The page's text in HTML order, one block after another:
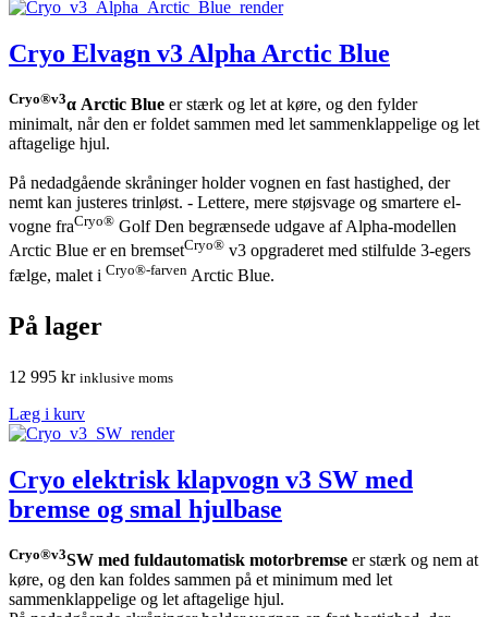
Cryo Elvagn v3 Alpha Arctic Blue
Cryo®v3α Arctic Blue er stærk og let at køre, og den fylder
minimalt, når den er foldet sammen med let sammenklappelige og let
aftagelige hjul.
På nedadgående skråninger holder vognen en fast hastighed, der
nemt kan justeres trinløst. - Lettere, mere støjsvage og smartere el-
vogne fraCryo® Golf Den begrænsede udgave af Alpha-modellen
Arctic Blue er en bremsetCryo® v3 opgraderet med stilfulde 3-egers
fælge, malet i Cryo®-farven Arctic Blue.
På lager
12 995 kr inklusive moms
Læg i kurv
Cryo elektrisk klapvogn v3 SW med
bremse og smal hjulbase
Cryo®v3SW med fuldautomatisk motorbremse er stærk og nem at
køre, og den kan foldes sammen på et minimum med let
sammenklappelige og let aftagelige hjul.